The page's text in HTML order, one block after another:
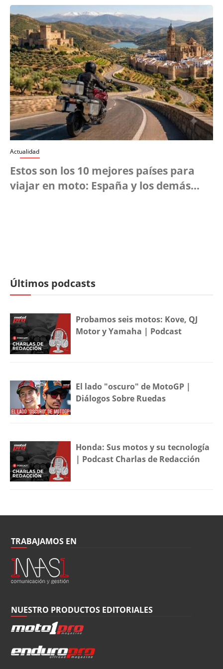
Actualidad
Estos son los 10 mejores países para
viajar en moto: España y los demás…
Últimos podcasts
Probamos seis motos: Kove, QJ
Motor y Yamaha | Podcast
El lado "oscuro" de MotoGP |
Diálogos Sobre Ruedas
Honda: Sus motos y su tecnología
| Podcast Charlas de Redacción
TRABAJAMOS EN
NUESTRO PRODUCTOS EDITORIALES